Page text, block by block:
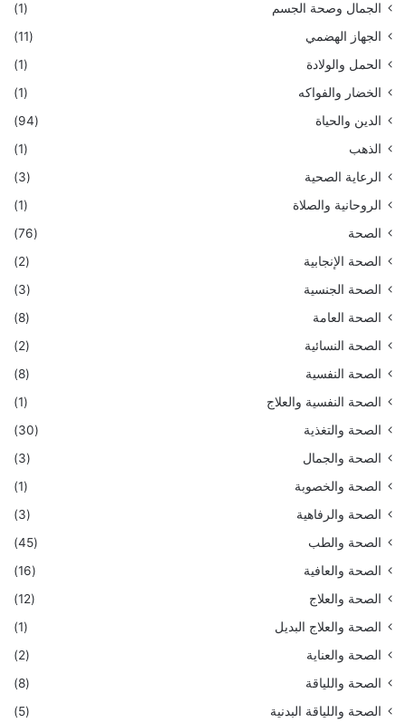
الجمال وصحة الجسم
(1)
الجهاز الهضمي
(11)
الحمل والولادة
(1)
الخضار والفواكه
(1)
الدين والحياة
(94)
الذهب
(1)
الرعاية الصحية
(3)
الروحانية والصلاة
(1)
الصحة
(76)
الصحة الإنجابية
(2)
الصحة الجنسية
(3)
الصحة العامة
(8)
الصحة النسائية
(2)
الصحة النفسية
(8)
الصحة النفسية والعلاج
(1)
الصحة والتغذية
(30)
الصحة والجمال
(3)
الصحة والخصوبة
(1)
الصحة والرفاهية
(3)
الصحة والطب
(45)
الصحة والعافية
(16)
الصحة والعلاج
(12)
الصحة والعلاج البديل
(1)
الصحة والعناية
(2)
الصحة واللياقة
(8)
الصحة واللياقة البدنية
(5)